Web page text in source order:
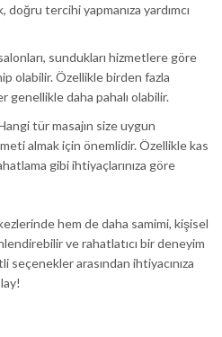
doğru tercihi yapmanıza yardımcı
sundukları hizmetlere göre
olabilir. Özellikle birden fazla
daha pahalı olabilir.
tür masajın size uygun
almak için önemlidir. Özellikle kas
gibi ihtiyaçlarınıza göre
hem de daha samimi, kişisel
ve rahatlatıcı bir deneyim
arasından ihtiyacınıza